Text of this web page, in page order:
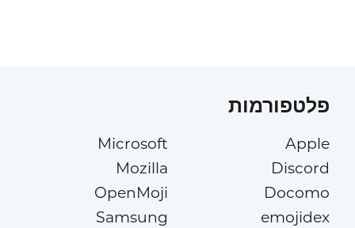
פלטפורמות
Apple
Discord
Docomo
emojidex
Microsoft
Mozilla
OpenMoji
Samsung